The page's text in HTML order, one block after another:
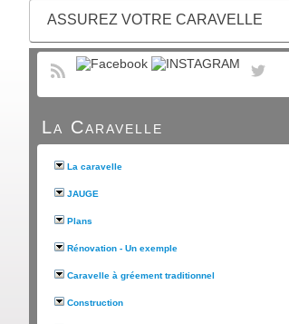
ASSUREZ VOTRE CARAVELLE
La Caravelle
La caravelle
JAUGE
Plans
Rénovation - Un exemple
Caravelle à gréement traditionnel
Construction